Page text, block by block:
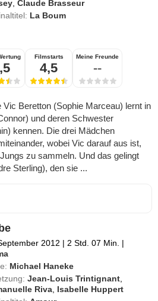
,Claude Brasseur
La Boum
Filmstarts
4,5
Meine Freunde
--
Vic Beretton (Sophie Marceau) lernt in
und deren Schwester
kennen. Die drei Mädchen
wobei Vic darauf aus ist,
zu sammeln. Und das gelingt
Sterling), den sie ...
2012 | 2 Std. 07 Min. |
Michael Haneke
Jean-Louis Trintignant
Riva Isabelle Huppert